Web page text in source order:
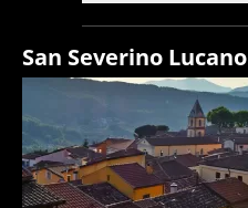
San Severino Lucano